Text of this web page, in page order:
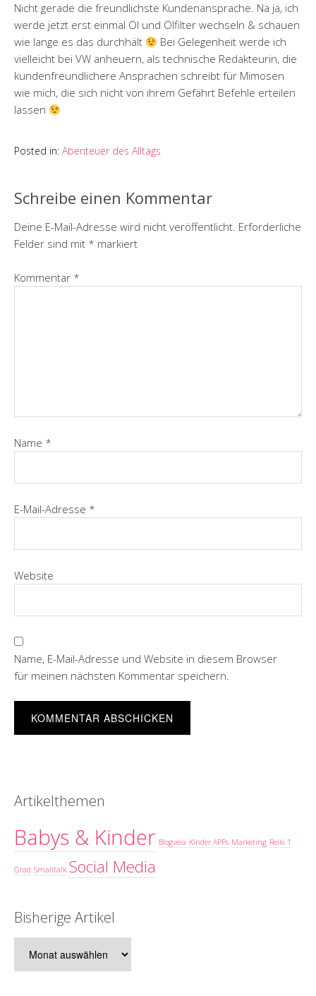
Nicht gerade die freundlichste Kundenansprache. Na ja, ich
werde jetzt erst einmal Öl und Ölfilter wechseln & schauen
wie lange es das durchhält
Bei Gelegenheit werde ich
vielleicht bei VW anheuern, als technische Redakteurin, die
kundenfreundlichere Ansprachen schreibt für Mimosen
wie mich, die sich nicht von ihrem Gefährt Befehle erteilen
lassen
Posted in: Abenteuer des Alltags
Schreibe einen Kommentar
Deine E-Mail-Adresse wird nicht veröffentlicht. Erforderliche
Felder sind mit * markiert
Kommentar *
Name *
E-Mail-Adresse *
Website
Name, E-Mail-Adresse und Website in diesem Browser
für meinen nächsten Kommentar speichern.
Artikelthemen
Babys & Kinder Blogvela Kinder APPs Marketing Reiki 1
Grad Smalltalk Social Media
Bisherige Artikel
Artikel